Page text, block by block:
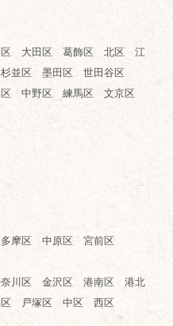
区 大田区 葛飾区 北区 江
並区 墨田区 世田谷区
区 中野区 練馬区 文京区
摩区 中原区 宮前区
川区 金沢区 港南区 港北
戸塚区 中区 西区